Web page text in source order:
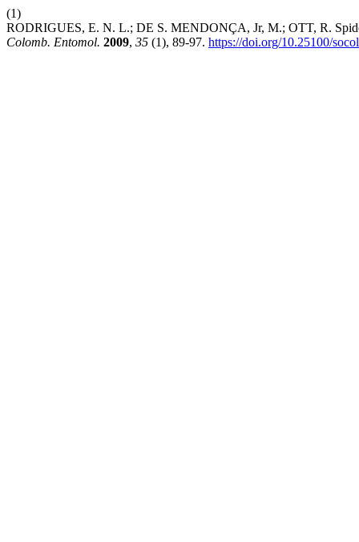
(1)
RODRIGUES, E. N. L.; DE S. MENDONÇA, Jr, M.; OTT, R.
Colomb. Entomol. 2009, 35 (1), 89-97. https://doi.org/10.25100/